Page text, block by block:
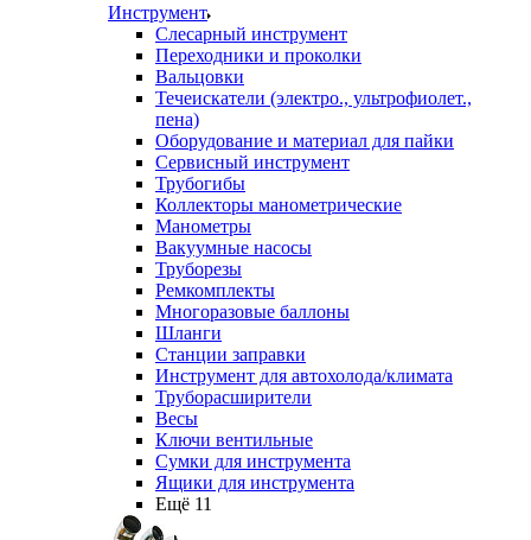
Инструмент
Слесарный инструмент
Переходники и проколки
Вальцовки
Течеискатели (электро., ультрофиолет.,
пена)
Оборудование и материал для пайки
Сервисный инструмент
Трубогибы
Коллекторы манометрические
Манометры
Вакуумные насосы
Труборезы
Ремкомплекты
Многоразовые баллоны
Шланги
Станции заправки
Инструмент для автохолода/климата
Труборасширители
Весы
Ключи вентильные
Сумки для инструмента
Ящики для инструмента
Ещё 11